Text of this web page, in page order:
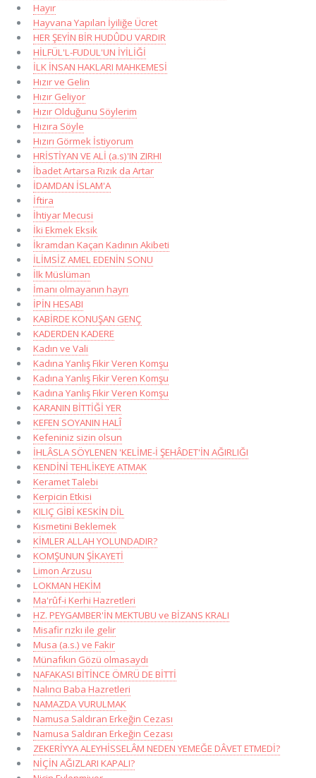
Hayır
Hayvana Yapılan İyiliğe Ücret
HER ŞEYİN BİR HUDÛDU VARDIR
HİLFÜL'L-FUDUL'UN İYİLİĞİ
İLK İNSAN HAKLARI MAHKEMESİ
Hızır ve Gelin
Hızır Geliyor
Hızır Olduğunu Söylerim
Hızıra Söyle
Hızırı Görmek İstiyorum
HRİSTİYAN VE ALİ (a.s)'IN ZIRHI
İbadet Artarsa Rızık da Artar
İDAMDAN İSLAM'A
İftira
İhtiyar Mecusi
İki Ekmek Eksik
İkramdan Kaçan Kadının Akibeti
İLİMSİZ AMEL EDENİN SONU
İlk Müslüman
İmanı olmayanın hayrı
İPİN HESABI
KABİRDE KONUŞAN GENÇ
KADERDEN KADERE
Kadın ve Vali
Kadına Yanlış Fikir Veren Komşu
Kadına Yanlış Fikir Veren Komşu
Kadına Yanlış Fikir Veren Komşu
KARANIN BİTTİĞİ YER
KEFEN SOYANIN HALÎ
Kefeniniz sizin olsun
İHLÂSLA SÖYLENEN 'KELİME-İ ŞEHÂDET'İN AĞIRLIĞI
KENDİNİ TEHLİKEYE ATMAK
Keramet Talebi
Kerpicin Etkisi
KILIÇ GİBİ KESKİN DİL
Kısmetini Beklemek
KİMLER ALLAH YOLUNDADIR?
KOMŞUNUN ŞİKAYETİ
Limon Arzusu
LOKMAN HEKİM
Ma'rûf-i Kerhi Hazretleri
HZ. PEYGAMBER'İN MEKTUBU ve BİZANS KRALI
Misafir rızkı ile gelir
Musa (a.s.) ve Fakir
Münafıkın Gözü olmasaydı
NAFAKASI BİTİNCE ÖMRÜ DE BİTTİ
Nalıncı Baba Hazretleri
NAMAZDA VURULMAK
Namusa Saldıran Erkeğin Cezası
Namusa Saldıran Erkeğin Cezası
ZEKERİYYA ALEYHİSSELÂM NEDEN YEMEĞE DÂVET ETMEDİ?
NİÇİN AĞIZLARI KAPALI?